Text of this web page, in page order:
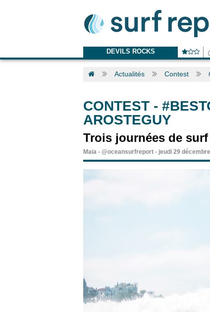
DEVILS ROCKS
Actualités Contest
CONTEST -
AROSTEGUY
Trois journées de
Maia - @oceansurfreport - jeudi 29